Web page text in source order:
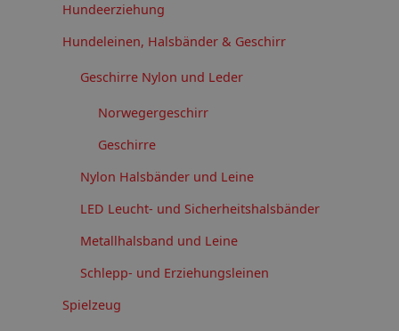
Hundeerziehung
Hundeleinen, Halsbänder & Geschirr
Geschirre Nylon und Leder
Norwegergeschirr
Geschirre
Nylon Halsbänder und Leine
LED Leucht- und Sicherheitshalsbänder
Metallhalsband und Leine
Schlepp- und Erziehungsleinen
Spielzeug